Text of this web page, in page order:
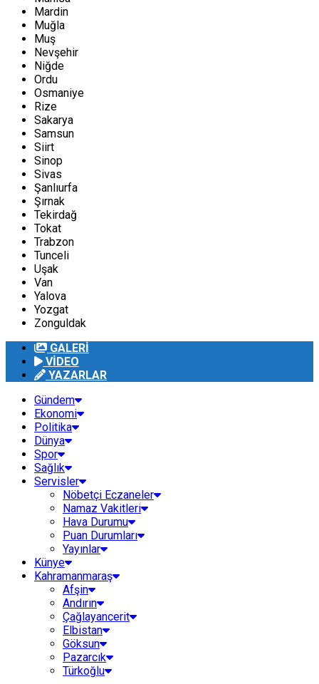
Mardin
Muğla
Muş
Nevşehir
Niğde
Ordu
Osmaniye
Rize
Sakarya
Samsun
Siirt
Sinop
Sivas
Şanlıurfa
Şırnak
Tekirdağ
Tokat
Trabzon
Tunceli
Uşak
Van
Yalova
Yozgat
Zonguldak
GALERİ
VİDEO
YAZARLAR
Gündem
Ekonomi
Politika
Dünya
Spor
Sağlık
Servisler
Nöbetçi Eczaneler
Namaz Vakitleri
Hava Durumu
Puan Durumları
Yayınlar
Künye
Kahramanmaraş
Afşin
Andırın
Çağlayancerit
Elbistan
Göksun
Pazarcık
Türkoğlu